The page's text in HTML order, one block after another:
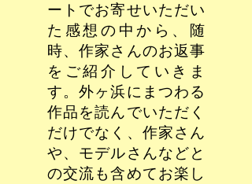
ートでお寄せいただい
た感想の中から、随
時、作家さんのお返事
をご紹介していきま
す。外ヶ浜にまつわる
作品を読んでいただく
だけでなく、作家さん
や、モデルさんなどと
の交流も含めてお楽し